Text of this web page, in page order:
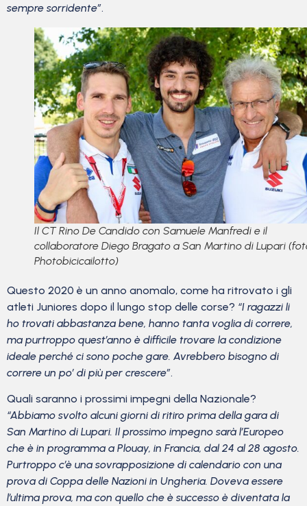
sempre sorridente”.
Il CT Rino De Candido con Samuele Manfredi e il
collaboratore Diego Bragato a San Martino di Lupari
Photobicicailotto)
Questo 2020 è un anno anomalo, come ha ritrovato i gli
atleti Juniores dopo il lungo stop delle corse? “I ragazzi li
ho trovati abbastanza bene, hanno tanta voglia di correre,
ma purtroppo quest’anno è difficile trovare la condizione
ideale perché ci sono poche gare. Avrebbero bisogno di
correre un po’ di più per crescere”.
Quali saranno i prossimi impegni della Nazionale?
“Abbiamo svolto alcuni giorni di ritiro prima della gara di
San Martino di Lupari. Il prossimo impegno sarà l’Europeo
che è in programma a Plouay, in Francia, dal 24 al 28 agosto.
Purtroppo c’è una sovrapposizione di calendario con una
prova di Coppa delle Nazioni in Ungheria. Doveva essere
l’ultima prova, ma con quello che è successo è diventata la